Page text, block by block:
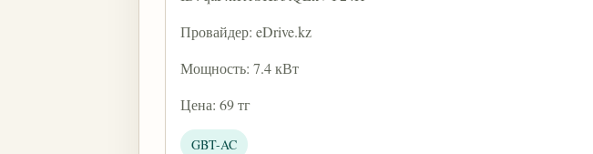
Провайдер: eDrive.kz
Мощность: 7.4 кВт
Цена: 69 тг
GBT-AC